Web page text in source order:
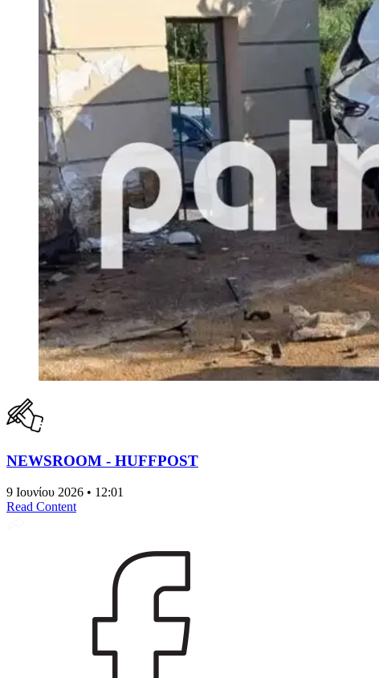
NEWSROOM - HUFFPOST
9 Ιουνίου 2026 • 12:01
Read Content